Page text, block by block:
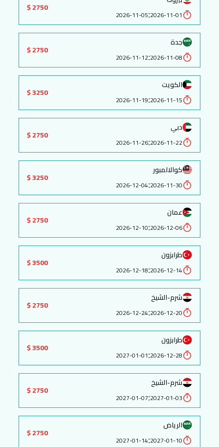
2026-11-01
:
2026-11-05
2750 $
جدة
2026-11-08
:
2026-11-12
2750 $
الكويت
2026-11-15
:
2026-11-19
3250 $
دبي
2026-11-22
:
2026-11-26
2750 $
كوالالمبور
2026-11-30
:
2026-12-04
3250 $
عمان
2026-12-06
:
2026-12-10
2750 $
طرابزون
2026-12-14
:
2026-12-18
3500 $
شرم-الشيخ
2026-12-20
:
2026-12-24
2750 $
طرابزون
2026-12-28
:
2027-01-01
3500 $
شرم-الشيخ
2027-01-03
:
2027-01-07
2750 $
الرياض
2027-01-10
:
2027-01-14
2750 $